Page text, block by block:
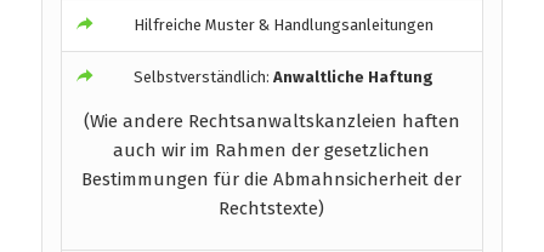
Hilfreiche Muster & Handlungsanleitungen
Selbstverständlich:Anwaltliche Haftung
(Wie andere Rechtsanwaltskanzleien haften
auch wir im Rahmen der gesetzlichen
Bestimmungen für die Abmahnsicherheit der
Rechtstexte)